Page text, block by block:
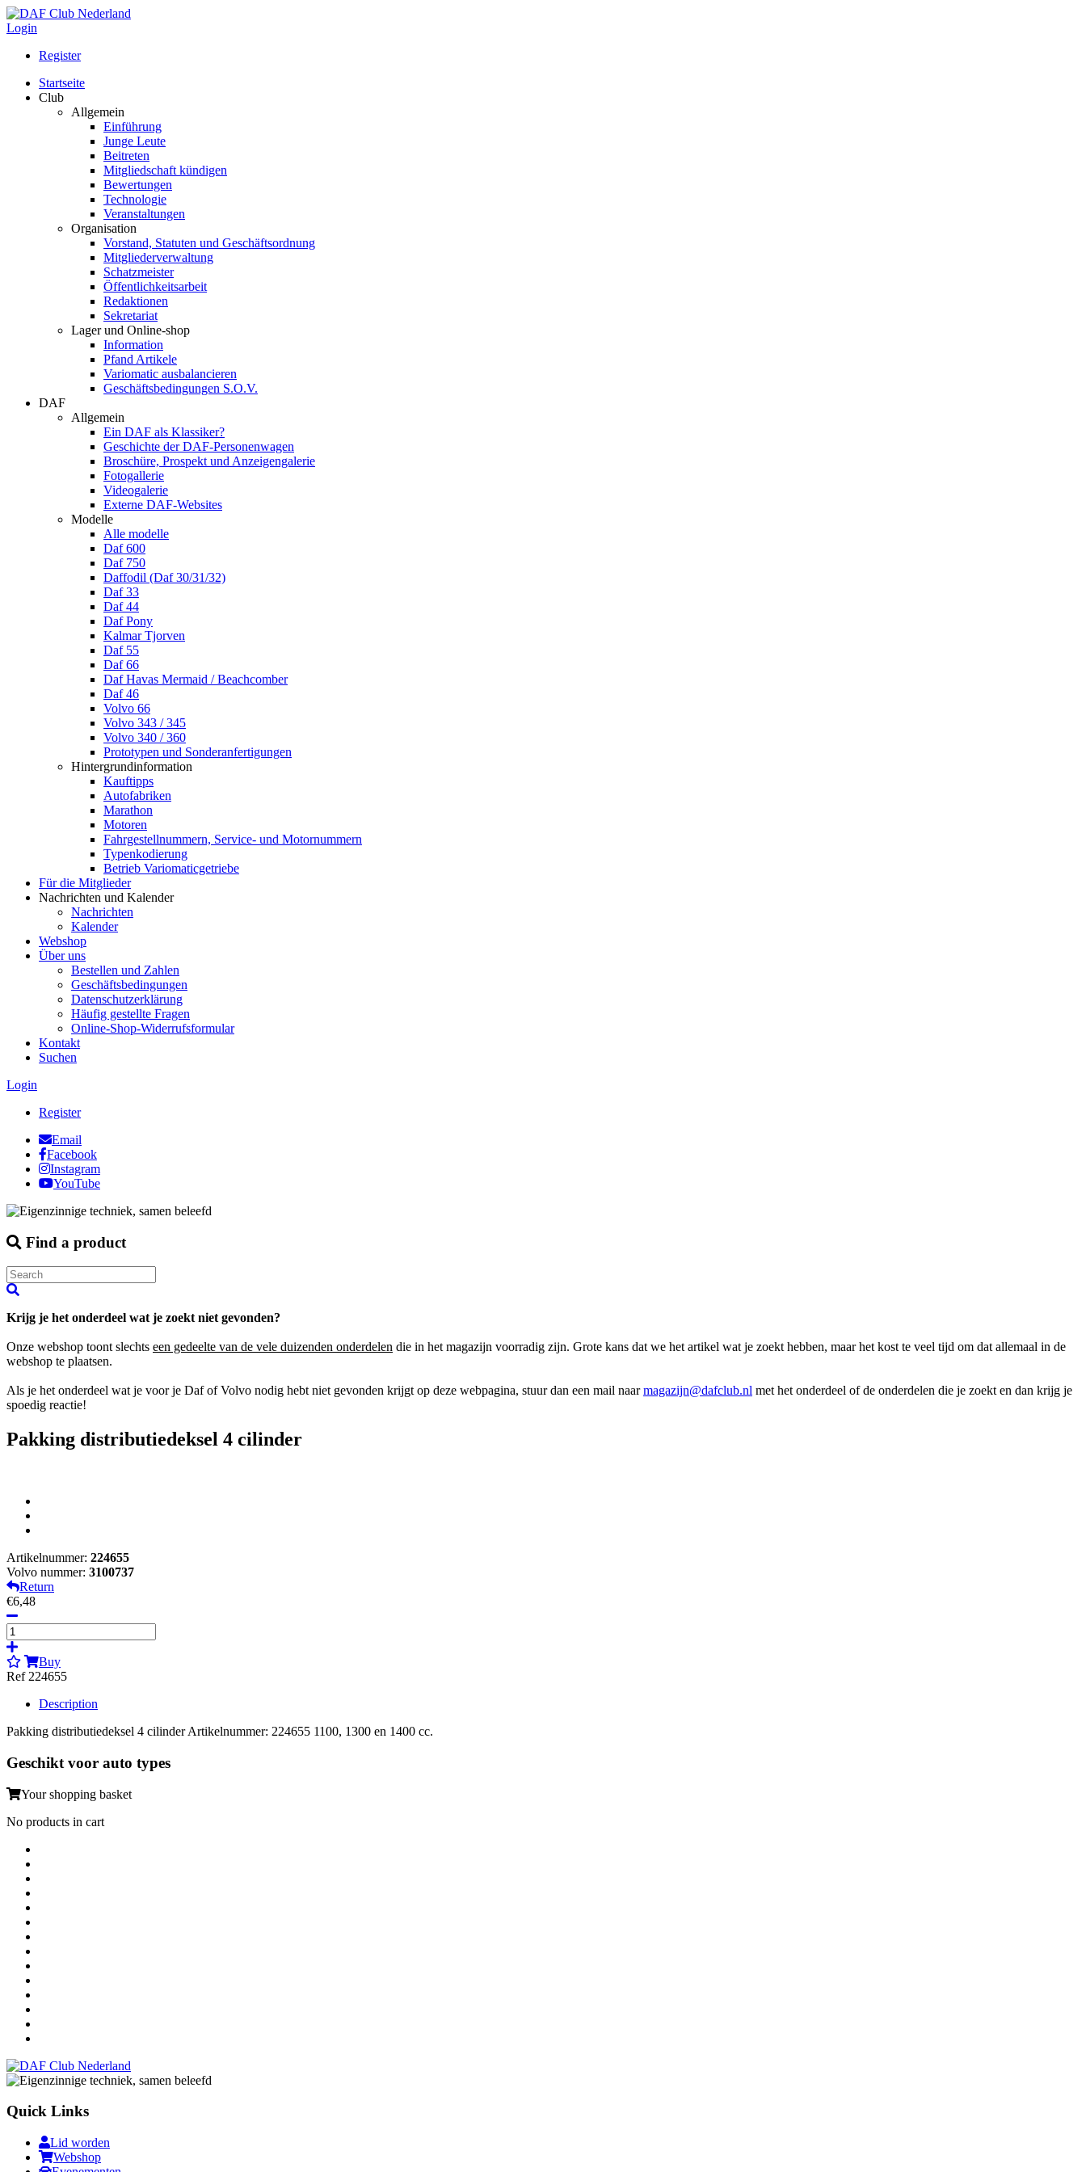
Login
Register
Startseite
Club
Allgemein
Einführung
Junge Leute
Beitreten
Mitgliedschaft kündigen
Bewertungen
Technologie
Veranstaltungen
Organisation
Vorstand, Statuten und Geschäftsordnung
Mitgliederverwaltung
Schatzmeister
Öffentlichkeitsarbeit
Redaktionen
Sekretariat
Lager und Online-shop
Information
Pfand Artikele
Variomatic ausbalancieren
Geschäftsbedingungen S.O.V.
DAF
Allgemein
Ein DAF als Klassiker?
Geschichte der DAF-Personenwagen
Broschüre, Prospekt und Anzeigengalerie
Fotogallerie
Videogalerie
Externe DAF-Websites
Modelle
Alle modelle
Daf 600
Daf 750
Daffodil (Daf 30/31/32)
Daf 33
Daf 44
Daf Pony
Kalmar Tjorven
Daf 55
Daf 66
Daf Havas Mermaid / Beachcomber
Daf 46
Volvo 66
Volvo 343 / 345
Volvo 340 / 360
Prototypen und Sonderanfertigungen
Hintergrundinformation
Kauftipps
Autofabriken
Marathon
Motoren
Fahrgestellnummern, Service- und Motornummern
Typenkodierung
Betrieb Variomaticgetriebe
Für die Mitglieder
Nachrichten und Kalender
Nachrichten
Kalender
Webshop
Über uns
Bestellen und Zahlen
Geschäftsbedingungen
Datenschutzerklärung
Häufig gestellte Fragen
Online-Shop-Widerrufsformular
Kontakt
Suchen
Login
Register
Email
Facebook
Instagram
YouTube
Find a product
Krijg je het onderdeel wat je zoekt niet gevonden?
Onze webshop toont slechts een gedeelte van de vele duizenden onderdelen die in het magazijn voorradig zijn. Grote kans dat we het artikel wat je zoekt hebben, maar het kost te veel tijd om dat allemaal in de
webshop te plaatsen.
Als je het onderdeel wat je voor je Daf of Volvo nodig hebt niet gevonden krijgt op deze webpagina, stuur dan een mail naarmagazijn@dafclub.nl met het onderdeel of de onderdelen die je zoekt en dan krijg je
spoedig reactie!
Pakking distributiedeksel 4 cilinder
Artikelnummer: 224655
Volvo nummer: 3100737
Return
€6,48
Buy
Ref 224655
Description
Pakking distributiedeksel 4 cilinder Artikelnummer: 224655 1100, 1300 en 1400 cc.
Geschikt voor auto types
Your shopping basket
No products in cart
Quick Links
Lid worden
Webshop